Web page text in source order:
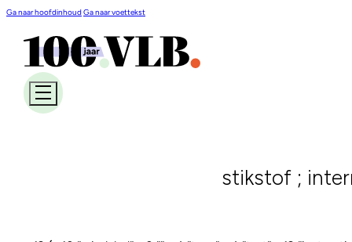
Ga naar hoofdinhoudGa naar voettekst
stikstof ;